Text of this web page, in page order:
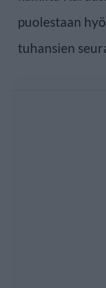
puolestaan
tuhansien